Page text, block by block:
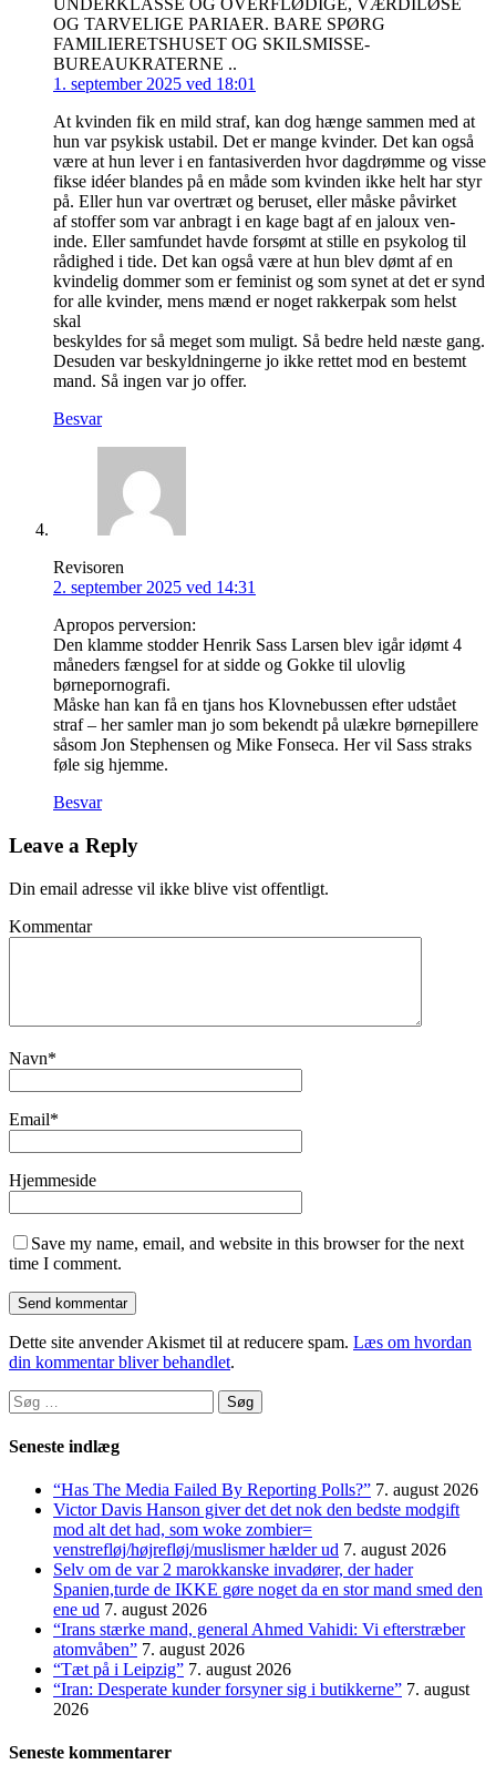
UNDERKLASSE OG OVERFLØDIGE, VÆRDILØSE
OG TARVELIGE PARIAER. BARE SPØRG
FAMILIERETSHUSET OG SKILSMISSE-
BUREAUKRATERNE ..
1. september 2025 ved 18:01
At kvinden fik en mild straf, kan dog hænge sammen med at
hun var psykisk ustabil. Det er mange kvinder. Det kan også
være at hun lever i en fantasiverden hvor dagdrømme og visse
fikse idéer blandes på en måde som kvinden ikke helt har styr
på. Eller hun var overtræt og beruset, eller måske påvirket
af stoffer som var anbragt i en kage bagt af en jaloux ven-
inde. Eller samfundet havde forsømt at stille en psykolog til
rådighed i tide. Det kan også være at hun blev dømt af en
kvindelig dommer som er feminist og som synet at det er synd
for alle kvinder, mens mænd er noget rakkerpak som helst
skal
beskyldes for så meget som muligt. Så bedre held næste gang.
Desuden var beskyldningerne jo ikke rettet mod en bestemt
mand. Så ingen var jo offer.
Besvar
Revisoren
2. september 2025 ved 14:31
Apropos perversion:
Den klamme stodder Henrik Sass Larsen blev igår idømt 4
måneders fængsel for at sidde og Gokke til ulovlig
børnepornografi.
Måske han kan få en tjans hos Klovnebussen efter udstået
straf – her samler man jo som bekendt på ulækre børnepillere
såsom Jon Stephensen og Mike Fonseca. Her vil Sass straks
føle sig hjemme.
Besvar
Leave a Reply
Din email adresse vil ikke blive vist offentligt.
Kommentar
Navn*
Email*
Hjemmeside
Save my name, email, and website in this browser for the next
time I comment.
Dette site anvender Akismet til at reducere spam. Læs om hvordan
din kommentar bliver behandlet.
Søg
efter:
Seneste indlæg
“Has The Media Failed By Reporting Polls?” 7. august 2026
Victor Davis Hanson giver det det nok den bedste modgift
mod alt det had, som woke zombier=
venstrefløj/højrefløj/muslismer hælder ud 7. august 2026
Selv om de var 2 marokkanske invadører, der hader
Spanien,turde de IKKE gøre noget da en stor mand smed den
ene ud 7. august 2026
“Irans stærke mand, general Ahmed Vahidi: Vi efterstræber
atomvåben” 7. august 2026
“Tæt på i Leipzig” 7. august 2026
“Iran: Desperate kunder forsyner sig i butikkerne” 7. august
2026
Seneste kommentarer